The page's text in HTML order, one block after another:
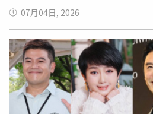
元商店買的，詢問是否願意交換
遇到相同情況，因此懷疑並非個
魚漿夫婦指出，除了歌舞伎町外
例。雖然一般觀光客遇到的機率不
更容易成為搭訕對象，提醒民眾赴
息曝光後，網友紛紛猜測，可能
法，也有人懷疑是藉由交談分散注
建議遇到陌生人主動搭話時，應
07月04日, 2026